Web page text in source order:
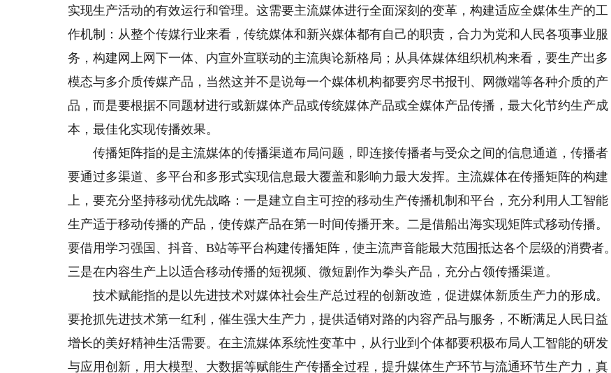
实现生产活动的有效运行和管理。这需要主流媒体进行全面深刻的变革，构建适应全媒体生产的工
作机制：从整个传媒行业来看，传统媒体和新兴媒体都有自己的职责，合力为党和人民各项事业服
务，构建网上网下一体、内宣外宣联动的主流舆论新格局；从具体媒体组织机构来看，要生产出多
模态与多介质传媒产品，当然这并不是说每一个媒体机构都要穷尽书报刊、网微端等各种介质的产
品，而是要根据不同题材进行或新媒体产品或传统媒体产品或全媒体产品传播，最大化节约生产成
本，最佳化实现传播效果。
传播矩阵指的是主流媒体的传播渠道布局问题，即连接传播者与受众之间的信息通道，传播者
要通过多渠道、多平台和多形式实现信息最大覆盖和影响力最大发挥。主流媒体在传播矩阵的构建
上，要充分坚持移动优先战略：一是建立自主可控的移动生产传播机制和平台，充分利用人工智能
生产适于移动传播的产品，使传媒产品在第一时间传播开来。二是借船出海实现矩阵式移动传播。
要借用学习强国、抖音、B站等平台构建传播矩阵，使主流声音能最大范围抵达各个层级的消费者。
三是在内容生产上以适合移动传播的短视频、微短剧作为拳头产品，充分占领传播渠道。
技术赋能指的是以先进技术对媒体社会生产总过程的创新改造，促进媒体新质生产力的形成。
要抢抓先进技术第一红利，催生强大生产力，提供适销对路的内容产品与服务，不断满足人民日益
增长的美好精神生活需要。在主流媒体系统性变革中，从行业到个体都要积极布局人工智能的研发
与应用创新，用大模型、大数据等赋能生产传播全过程，提升媒体生产环节与流通环节生产力，真